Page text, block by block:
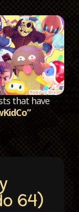
that have
64)